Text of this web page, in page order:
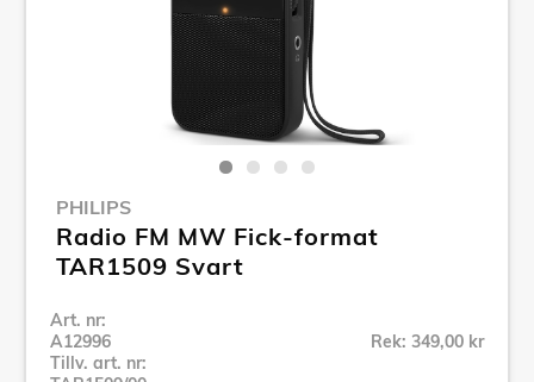
PHILIPS
Radio FM MW Fick-format
TAR1509 Svart
Art. nr:
A12996
Tillv. art. nr:
Rek: 349,00 kr